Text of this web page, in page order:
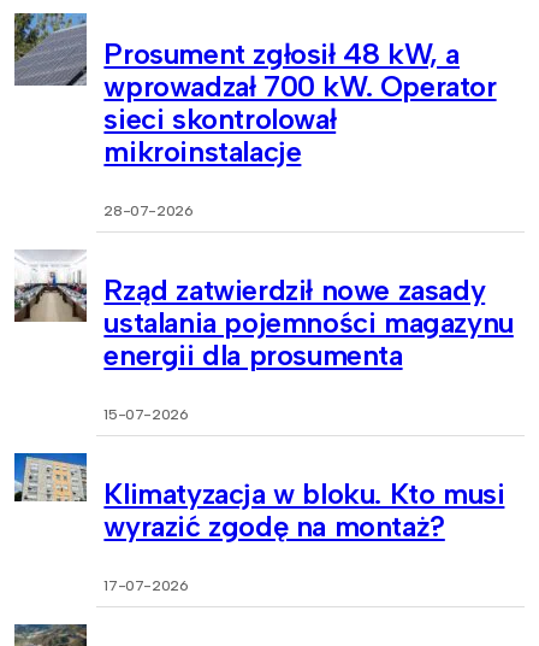
Prosument zgłosił 48 kW, a
wprowadzał 700 kW. Operator
sieci skontrolował
mikroinstalacje
28-07-2026
Rząd zatwierdził nowe zasady
ustalania pojemności magazynu
energii dla prosumenta
15-07-2026
Klimatyzacja w bloku. Kto musi
wyrazić zgodę na montaż?
17-07-2026